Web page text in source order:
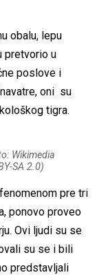
obalu, lepu
pretvorio u
poslove i
oni su
tigra.
Wikimedia
SA 2.0)
pre tri
ponovo proveo
Ovi ljudi su se
su se i bili
predstavljali